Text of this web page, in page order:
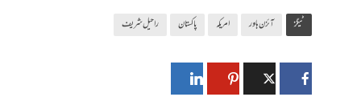
ٹیگز آئزن ہاور امریکہ پاکستان راحیل شریف